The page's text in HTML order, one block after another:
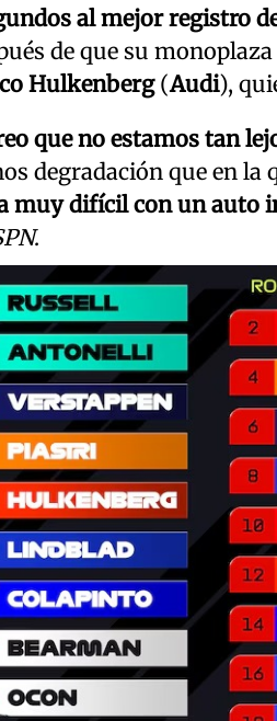
al mejor registro
de que su
Hulkenberg(Audi),
que no estamos tan
degradación que en la
muy difícil con un auto
.